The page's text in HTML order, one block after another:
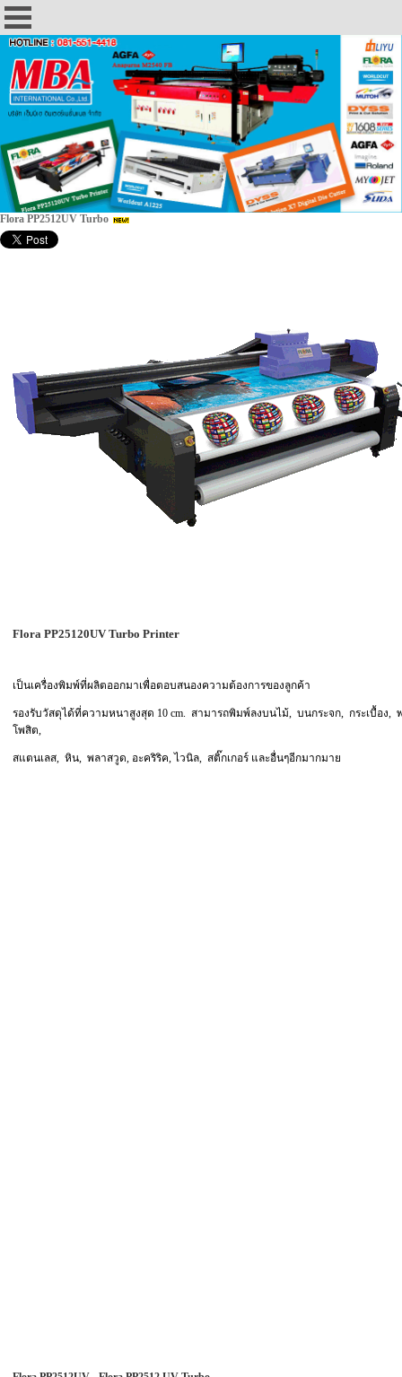
Flora PP2512UV Turbo
Flora PP25120UV Turbo Printer
เป็นเครื่องพิมพ์ที่ผลิตออกมาเพื่อตอบสนองความต้องการของลูกค้า
รองรับวัสดุได้ที่ความหนาสูงสุด 10 cm. สามารถพิมพ์ลงบนไม้, บนกระจก, กระเบื้อง,
โพสิต,
สแตนเลส, หิน, พลาสวูด, อะคริริค, ไวนิล, สติ๊กเกอร์ และอื่นๆอีกมากมาย